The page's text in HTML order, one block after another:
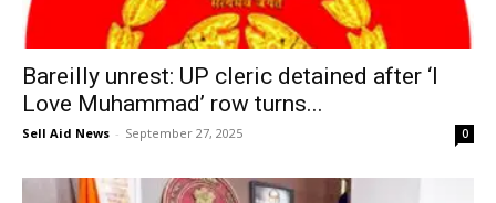
Bareilly unrest: UP cleric detained after ‘I
Love Muhammad’ row turns...
Sell Aid News - September 27, 2025 0